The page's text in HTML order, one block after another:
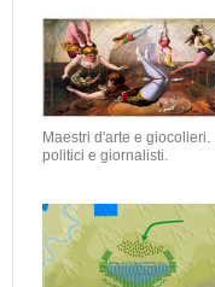
Maestri d'arte e
politici e giornalisti.